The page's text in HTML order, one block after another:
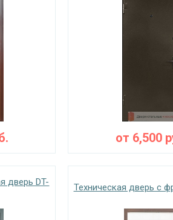
от 6,500
дверь DT-
Техническая дверь с